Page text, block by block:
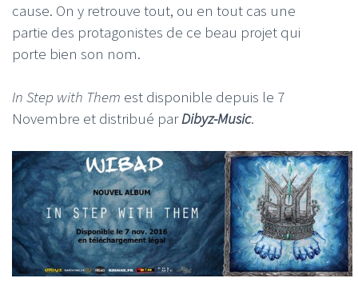
cause. On y retrouve tout, ou en tout cas une
partie des protagonistes de ce beau projet qui
porte bien son nom.
In Step with Them est disponible depuis le 7
Novembre et distribué parDibyz-Music.